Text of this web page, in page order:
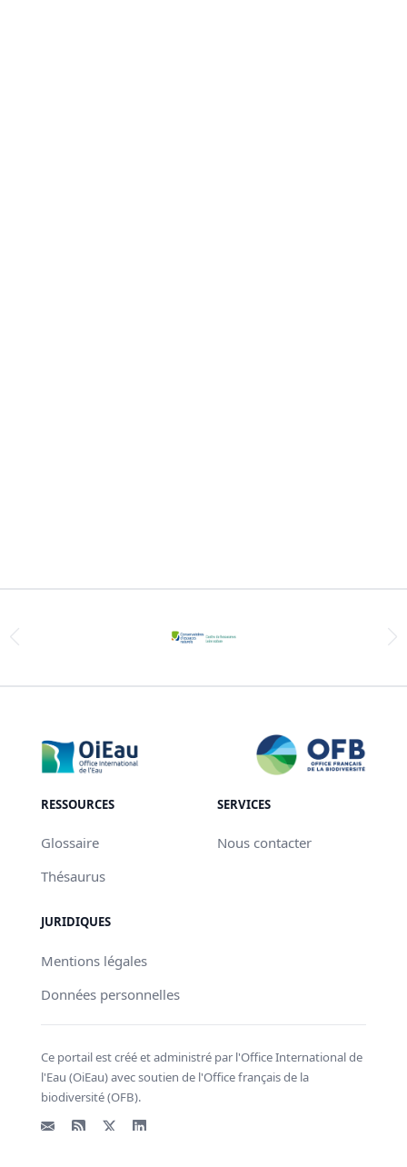
RESSOURCES
Glossaire
Thésaurus
SERVICES
Nous contacter
JURIDIQUES
Mentions légales
Données personnelles
Ce portail est créé et administré par l'Office International de
l'Eau (OiEau) avec soutien de l'Office français de la
biodiversité (OFB).